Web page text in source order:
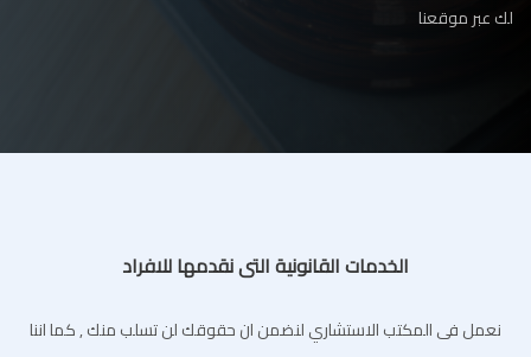
لك عبر موقعنا
الخدمات القانونية التى نقدمها للافراد
نعمل فى المكتب الاستشاري لنضمن ان حقوقك لن تسلب منك , كما اننا